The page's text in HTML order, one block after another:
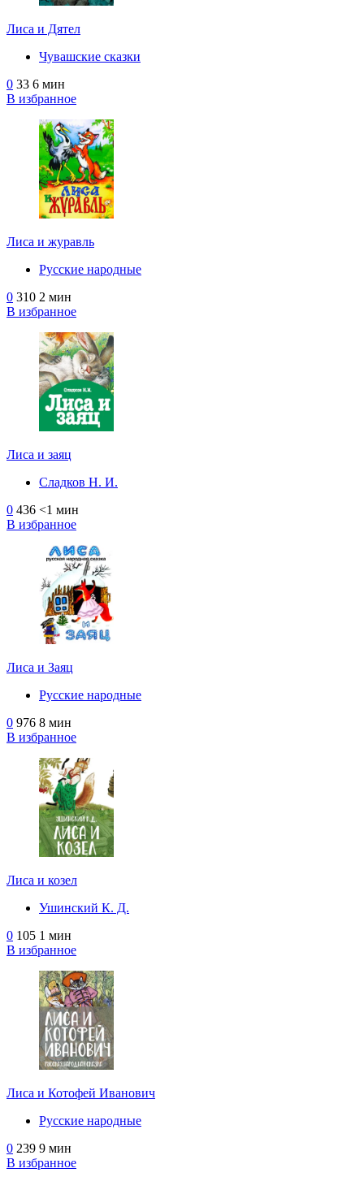
Лиса и Дятел
Чувашские сказки
0 33 6 мин
В избранное
Лиса и журавль
Русские народные
0 310 2 мин
В избранное
Лиса и заяц
Сладков Н. И.
0 436 <1 мин
В избранное
Лиса и Заяц
Русские народные
0 976 8 мин
В избранное
Лиса и козел
Ушинский К. Д.
0 105 1 мин
В избранное
Лиса и Котофей Иванович
Русские народные
0 239 9 мин
В избранное